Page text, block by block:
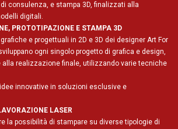
consulenza, e stampa 3D, finalizzati alla
digitali.
PROTOTIPAZIONE E STAMPA 3D
e progettuali in 2D e 3D dei designer Art For
ogni singolo progetto di grafica e design,
alla realizzazione finale, utilizzando varie tecniche
innovative in soluzioni esclusive e
LASER
la possibilità di stampare su diverse tipologie di